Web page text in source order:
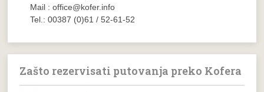
Mail : office@kofer.info
Tel.: 00387 (0)61 / 52-61-52
Zašto rezervisati putovanja preko Kofera